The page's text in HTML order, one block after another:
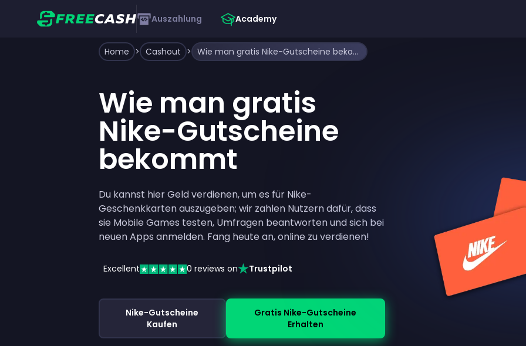
Auszahlung Academy
Home > Cashout > Wie man gratis Nike-Gutscheine bekommt
Wie man gratis
Nike-Gutscheine
bekommt
Du kannst hier Geld verdienen, um es für Nike-
Geschenkkarten auszugeben; wir zahlen Nutzern dafür, dass
sie Mobile Games testen, Umfragen beantworten und sich bei
neuen Apps anmelden. Fang heute an, online zu verdienen!
Excellent 0 reviews on Trustpilot
Nike-Gutscheine
Kaufen
Gratis Nike-Gutscheine
Erhalten